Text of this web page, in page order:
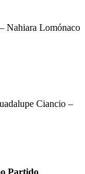
Nahiara Lomónaco
Ciancio –